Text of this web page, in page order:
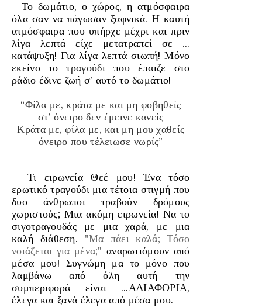
Το δωμάτιο, ο χώρος, η ατμόσφαιρα
όλα σαν να πάγωσαν ξαφνικά. Η καυτή
ατμόσφαιρα που υπήρχε μέχρι και πριν
λίγα λεπτά είχε μετατραπεί σε …
κατάψυξη! Για λίγα λεπτά σιωπή! Μόνο
εκείνο τοτραγούδιπου έπαιζε στο
ράδιο έδινε ζωή σ’ αυτό το δωμάτιο!
“Φίλα με, κράτα με και μη φοβηθείς
στ’ όνειρο δεν έμεινε κανείς
Κράτα με, φίλα με, και μη μου χαθείς
όνειρο που τέλειωσε νωρίς”
Τι ειρωνεία Θεέ μου! Ένα τόσο
ερωτικό τραγούδι μια τέτοια στιγμή που
δυο άνθρωποι τραβούν δρόμους
χωριστούς; Μια ακόμη ειρωνεία! Να το
σιγοτραγουδάς με μια χαρά, με μια
καλή διάθεση. "Μα πάει καλά; Τόσο
νοιάζεται για μένα;" αναρωτιόμουν από
μέσα μου! Συγνώμη μα το μόνο που
λαμβάνω από όλη αυτή την
συμπεριφορά είναι …ΑΔΙΑΦΟΡΙΑ,
έλεγα και ξανά έλεγα από μέσα μου.